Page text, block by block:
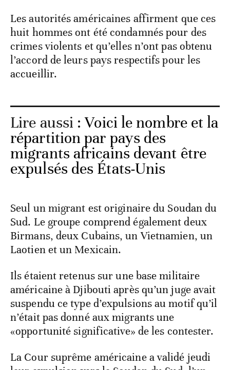
Les autorités américaines affirment que ces
huit hommes ont été condamnés pour des
crimes violents et qu’elles n’ont pas obtenu
l’accord de leurs pays respectifs pour les
accueillir.
Lire aussi :Voici le nombre et la
répartition par pays des
migrants africains devant être
expulsés des États-Unis
Seul un migrant est originaire du Soudan du
Sud. Le groupe comprend également deux
Birmans, deux Cubains, un Vietnamien, un
Laotien et un Mexicain.
Ils étaient retenus sur une base militaire
américaine à Djibouti après qu’un juge avait
suspendu ce type d’expulsions au motif qu’il
n’était pas donné aux migrants une
«opportunité significative» de les contester.
La Cour suprême américaine a validé jeudi